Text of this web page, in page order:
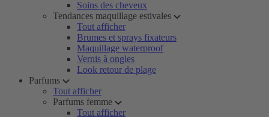
Soins des cheveux
Tendances maquillage estivales
Tout afficher
Brumes et sprays fixateurs
Maquillage waterproof
Vernis à ongles
Look retour de plage
Parfums
Tout afficher
Parfums femme
Tout afficher